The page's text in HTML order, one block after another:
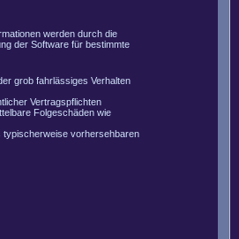
werden durch die
der Software für bestimmte
grob fahrlässiges Verhalten
Vertragspflichten
Folgeschäden wie
typischerweise vorhersehbaren